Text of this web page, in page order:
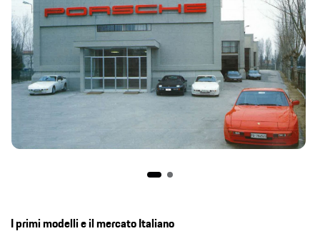
I primi modelli e il mercato Italiano